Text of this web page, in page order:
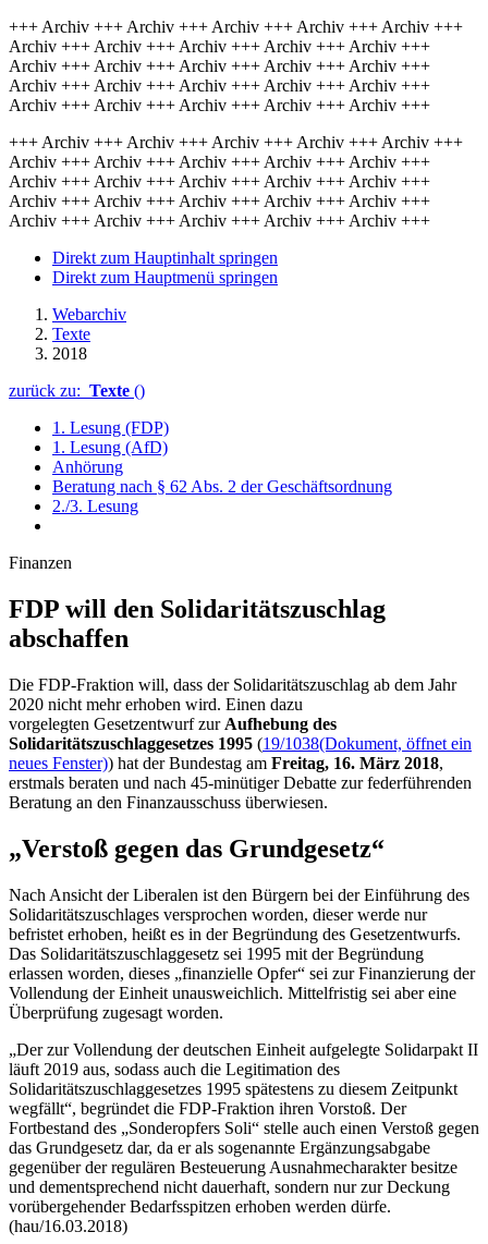
+++ Archiv +++ Archiv +++ Archiv +++ Archiv +++ Archiv +++
Archiv +++ Archiv +++ Archiv +++ Archiv +++ Archiv +++
Archiv +++ Archiv +++ Archiv +++ Archiv +++ Archiv +++
Archiv +++ Archiv +++ Archiv +++ Archiv +++ Archiv +++
Archiv +++ Archiv +++ Archiv +++ Archiv +++ Archiv +++
+++ Archiv +++ Archiv +++ Archiv +++ Archiv +++ Archiv +++
Archiv +++ Archiv +++ Archiv +++ Archiv +++ Archiv +++
Archiv +++ Archiv +++ Archiv +++ Archiv +++ Archiv +++
Archiv +++ Archiv +++ Archiv +++ Archiv +++ Archiv +++
Archiv +++ Archiv +++ Archiv +++ Archiv +++ Archiv +++
Direkt zum Hauptinhalt springen
Direkt zum Hauptmenü springen
Webarchiv
Texte
2018
zurück zu: Texte ()
1. Lesung (FDP)
1. Lesung (AfD)
Anhörung
Beratung nach § 62 Abs. 2 der Geschäftsordnung
2./3. Lesung
Finanzen
FDP will den Solidaritätszuschlag
abschaffen
Die FDP-Fraktion will, dass der Solidaritätszuschlag ab dem Jahr
2020 nicht mehr erhoben wird. Einen dazu
vorgelegten Gesetzentwurf zur Aufhebung des
Solidaritätszuschlaggesetzes 1995 (19/1038(Dokument, öffnet ein
neues Fenster)) hat der Bundestag am Freitag, 16. März 2018,
erstmals beraten und nach 45-minütiger Debatte zur federführenden
Beratung an den Finanzausschuss überwiesen.
„Verstoß gegen das Grundgesetz“
Nach Ansicht der Liberalen ist den Bürgern bei der Einführung des
Solidaritätszuschlages versprochen worden, dieser werde nur
befristet erhoben, heißt es in der Begründung des Gesetzentwurfs.
Das Solidaritätszuschlaggesetz sei 1995 mit der Begründung
erlassen worden, dieses „finanzielle Opfer“ sei zur Finanzierung der
Vollendung der Einheit unausweichlich. Mittelfristig sei aber eine
Überprüfung zugesagt worden.
„Der zur Vollendung der deutschen Einheit aufgelegte Solidarpakt II
läuft 2019 aus, sodass auch die Legitimation des
Solidaritätszuschlaggesetzes 1995 spätestens zu diesem Zeitpunkt
wegfällt“, begründet die FDP-Fraktion ihren Vorstoß. Der
Fortbestand des „Sonderopfers Soli“ stelle auch einen Verstoß gegen
das Grundgesetz dar, da er als sogenannte Ergänzungsabgabe
gegenüber der regulären Besteuerung Ausnahmecharakter besitze
und dementsprechend nicht dauerhaft, sondern nur zur Deckung
vorübergehender Bedarfsspitzen erhoben werden dürfe.
(hau/16.03.2018)